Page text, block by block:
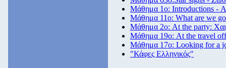
Μάθημα 1ο: Introductions -
Μάθημα 11ο: What are we
Μάθημα 2ο: At the party:
Μάθημα 19ο: At the travel
Μάθημα 17ο: Looking for a
"Κάφες Ελληνικός"